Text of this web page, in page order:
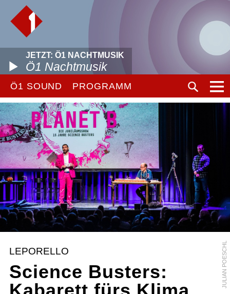
JETZT: Ö1 NACHTMUSIK
Ö1 Nachtmusik
Ö1 SOUND PROGRAMM
JULIAN POESCHL
LEPORELLO
Science Busters: